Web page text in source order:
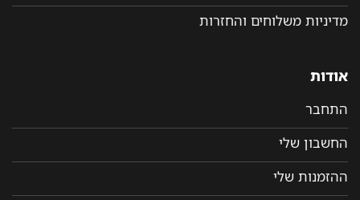
מדיניות משלוחים והחזרות
אודות
התחבר
החשבון שלי
ההזמנות שלי